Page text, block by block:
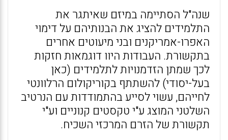
שנה"ל הסתיימה במיזם שאיתגר את
התלמידים להציג את הבנותיהם על דימוי
האפרו-אמריקנים ובני מיעוטים אחרים
בתקשורת. העבודות היוו דוגמאות חזקות
לכך שמתן הזדמנויות לתלמידים (כאן
בעל-יסודי) להשתתף בקוריקולום הרלוונטי
לחייהם, עשוי לסייע בהתמודדות עם הנרטיב
השלטני המוצג ע"י טקסטים קנוניים וע"י
תקשורת של הזרם המרכזי השכיח.